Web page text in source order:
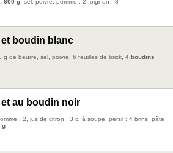
600 g, sel, poivre, pomme : 2, oignon : 3
boudin blanc
g de beurre, sel, poivre, 6 feuilles de brick, 4 boudins
au boudin noir
: 2, jus de citron : 3 c. à soupe, persil : 4 brins, pâte
g